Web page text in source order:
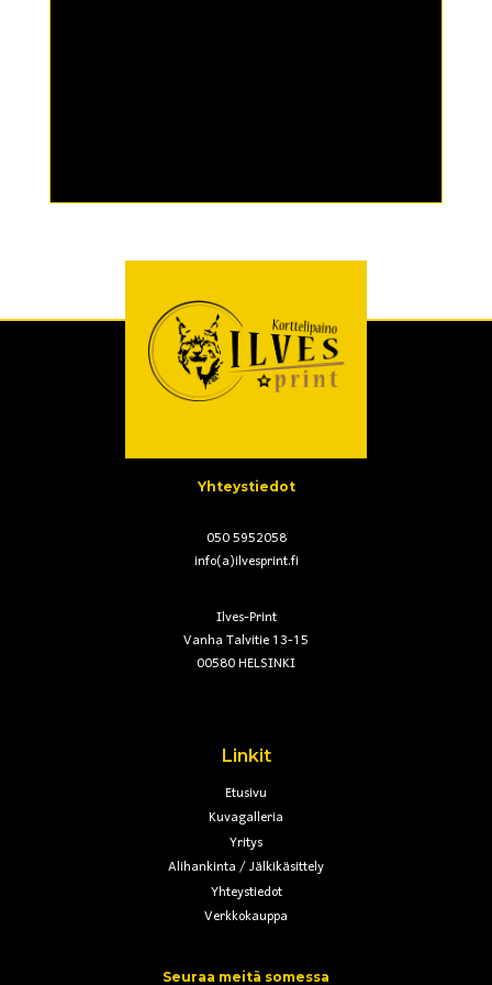
Yhteystiedot
050 5952058
info(a)ilvesprint.fi
Ilves-Print
Vanha Talvitie 13-15
00580 HELSINKI
Linkit
Etusivu
Kuvagalleria
Yritys
Alihankinta / Jälkikäsittely
Yhteystiedot
Verkkokauppa
Seuraa meitä somessa